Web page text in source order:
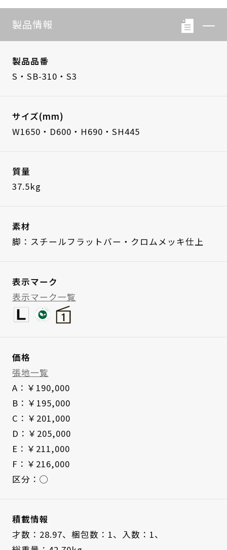
製品情報
製品品番
S・SB-310・S3
サイズ(mm)
W1650・D600・H690・SH445
質量
37.5kg
素材
脚：スチールフラットバー・クロムメッキ仕上
表示マーク
表示マーク一覧
価格
張地一覧
A：￥190,000
B：￥195,000
C：￥201,000
D：￥205,000
E：￥211,000
F：￥216,000
区分：◯
積載情報
才数：28.97、 梱包数：1、 入数：1、